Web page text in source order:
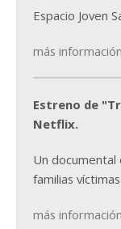
Espacio Joven
más información
Estreno de
Netflix.
Un
familias
más